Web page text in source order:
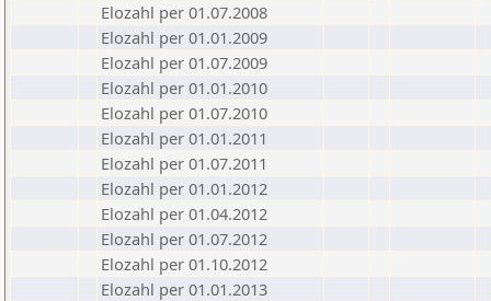
Elozahl per 01.07.2008
Elozahl per 01.01.2009
Elozahl per 01.07.2009
Elozahl per 01.01.2010
Elozahl per 01.07.2010
Elozahl per 01.01.2011
Elozahl per 01.07.2011
Elozahl per 01.01.2012
Elozahl per 01.04.2012
Elozahl per 01.07.2012
Elozahl per 01.10.2012
Elozahl per 01.01.2013